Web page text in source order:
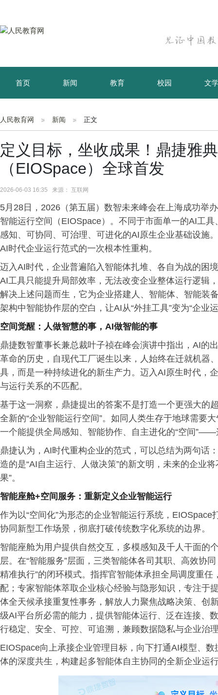
首页 新闻 教育 校园 文
育儿 资讯
人民教育网 新闻 正文
定义目标，坐收成果！鼎捷雅
（EIOSpace）全球首发
2026-06-03 16:35 来源： 互联网
5月28日，2026（第五届）数智未来峰会在上海成功举
智能运行空间（EIOSpace）。不同于市面单一的AI工
感知、可协同、可治理、可进化的AI原生企业基础设施
AI时代企业运行范式的一次根本性重构。
迈入AI时代，企业普遍陷入智能体扎堆、各自为战的困
AI工具只能提升局部效率，无法改变企业整体运行逻辑
解决上述问题而生，它为企业搭建人、智能体、智能装
架构中智能协作层的空白，让AI从“外挂工具”变为“企业
空间觉醒：人做智慧的事， AI做智能的事
鼎捷数智董事长兼总裁叶子祯在峰会演讲中指出，AI的
革命的历史，自现代工厂诞生以来，人始终在迁就机器
具，而是一种持续进化的新生产力。迈入AI原生时代，
与运行关系的不匹配。
基于这一洞察，鼎捷提出的答案不是打造一个更强大的
全新的“企业智能运行空间”。如同人类生存于地球需要
一个能提供全局感知、智能协作、自主进化的“空间
鼎捷认为，AI时代重构企业的范式，可以总结为两句话
造的是“AI自主运行、人做决策”的新文明，未来的企业
果”。
智能座舱+空间服务：重新定义企业智能运行
作为以“空间化”为形态的企业智能运行系统，
协同新型工作场景，彻底打破传统数字化系统的边界。
智能座舱为用户提供自然交互，多模感知及千人干面的
层。在“智能服务”层面，三类智能体各司其职、高效协
精准执行”的闭环模式。指挥官智能体承担全局调度重
配；专家智能体萃取企业核心经验与隐形知识，专注于
体全天候承接重复性事务，解放人力聚焦战略决策、创
级AI平台所必需的能力，提供智能体运行、泛在连接、
行稳定、安全、可控、可追溯，兼顾数据隐私与企业治
EIOSpace向上承接企业管理目标，向下打通AI模型、
体的深度共生，构建起多智能体自主协同的全新企业运